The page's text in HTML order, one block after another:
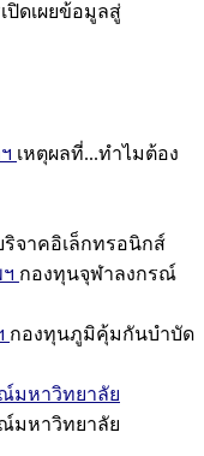
ปิดเผยข้อมูลสู่
เหตุผลที่...ทำไมต้อง
ริจาคอิเล็กทรอนิกส์
กองทุนจุฬาลงกรณ์
กองทุนภูมิคุ้มกันบำบัด
มหาวิทยาลัย
มหาวิทยาลัย